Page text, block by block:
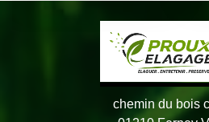
chemin du bois